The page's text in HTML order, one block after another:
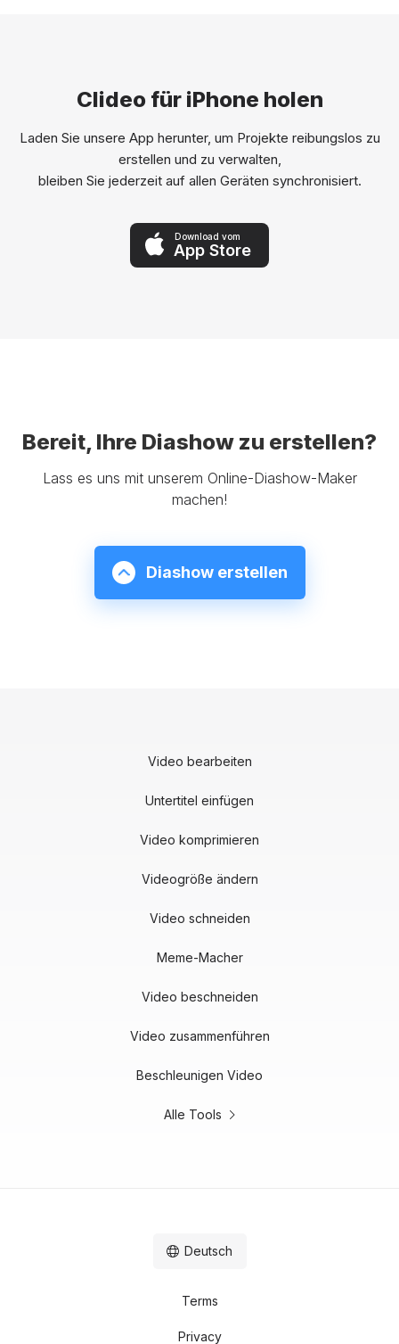
Clideo für iPhone holen
Laden Sie unsere App herunter, um Projekte reibungslos zu
erstellen und zu verwalten,
bleiben Sie jederzeit auf allen Geräten synchronisiert.
Download vom
App Store
Bereit, Ihre Diashow zu erstellen?
Lass es uns mit unserem Online-Diashow-Maker
machen!
Diashow erstellen
Video bearbeiten
Untertitel einfügen
Video komprimieren
Videogröße ändern
Video schneiden
Meme-Macher
Video beschneiden
Video zusammenführen
Beschleunigen Video
Alle Tools
Terms
Privacy
Deutsch